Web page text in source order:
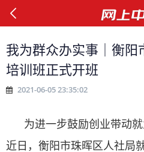
我为群众办实事｜衡阳
培训班正式开班
2021-06-05 23:35:02
为进一步鼓励创业带动就
近日，衡阳市珠晖区人社局